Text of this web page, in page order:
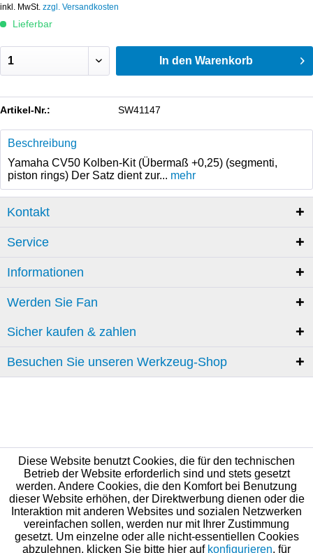
inkl. MwSt. zzgl. Versandkosten
Lieferbar
In den Warenkorb
Artikel-Nr.: SW41147
Beschreibung
Yamaha CV50 Kolben-Kit (Übermaß +0,25) (segmenti,
piston rings) Der Satz dient zur... mehr
Kontakt
Service
Informationen
Werden Sie Fan
Sicher kaufen & zahlen
Besuchen Sie unseren Werkzeug-Shop
Diese Website benutzt Cookies, die für den technischen
Betrieb der Website erforderlich sind und stets gesetzt
werden. Andere Cookies, die den Komfort bei Benutzung
dieser Website erhöhen, der Direktwerbung dienen oder die
Interaktion mit anderen Websites und sozialen Netzwerken
vereinfachen sollen, werden nur mit Ihrer Zustimmung
gesetzt. Um einzelne oder alle nicht-essentiellen Cookies
abzulehnen, klicken Sie bitte hier auf konfigurieren, für